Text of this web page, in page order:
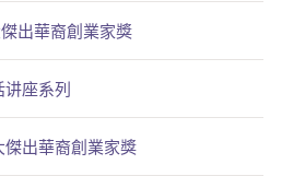
出華裔創業家獎
讲座系列
傑出華裔創業家獎